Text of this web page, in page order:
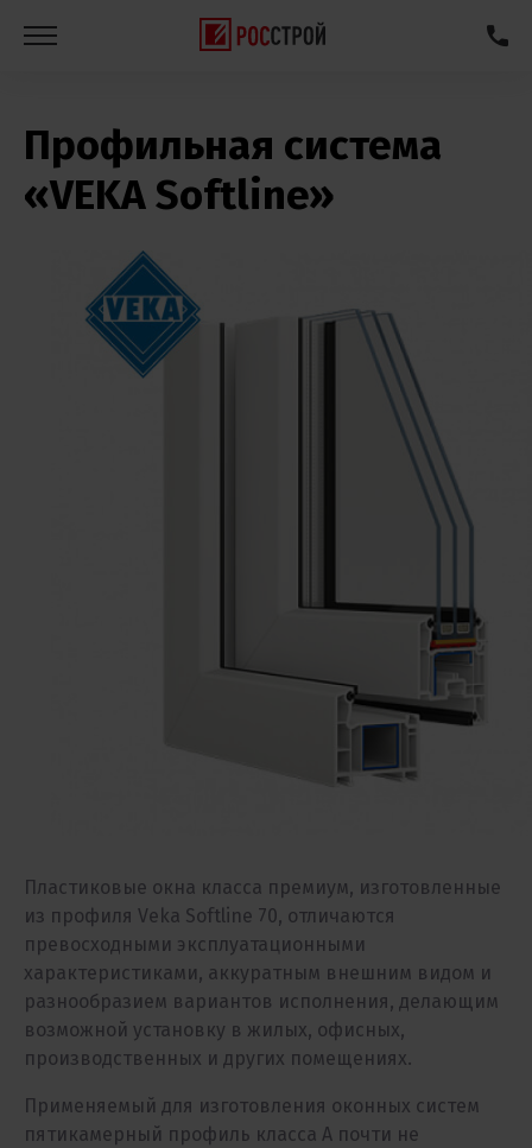
Профильная система
«VEKA Softline»
Пластиковые окна класса премиум, изготовленные
из профиля Veka Softline 70, отличаются
превосходными эксплуатационными
характеристиками, аккуратным внешним видом и
разнообразием вариантов исполнения, делающим
возможной установку в жилых, офисных,
производственных и других помещениях.
Применяемый для изготовления оконных систем
пятикамерный профиль класса А почти не